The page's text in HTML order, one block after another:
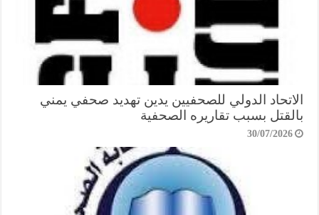
الاتحاد الدولي للصحفيين يدين تهديد صحفي يمني
بالقتل بسبب تقاريره الصحفية
30/07/2026